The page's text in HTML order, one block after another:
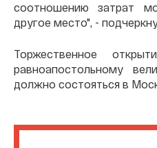
соотношению затрат
другое место", -
Торжественное
равноапостольному
должно состояться в